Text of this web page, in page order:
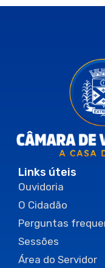
Links úteis
Ouvidoria
O Cidadão
Perguntas
Sessões
Área do Servidor